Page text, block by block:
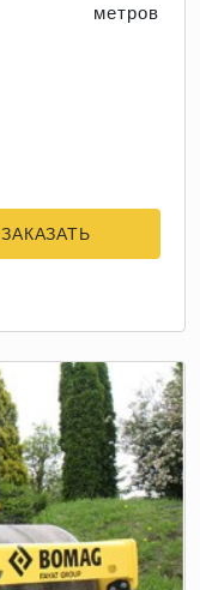
метров
ЗАКАЗАТЬ